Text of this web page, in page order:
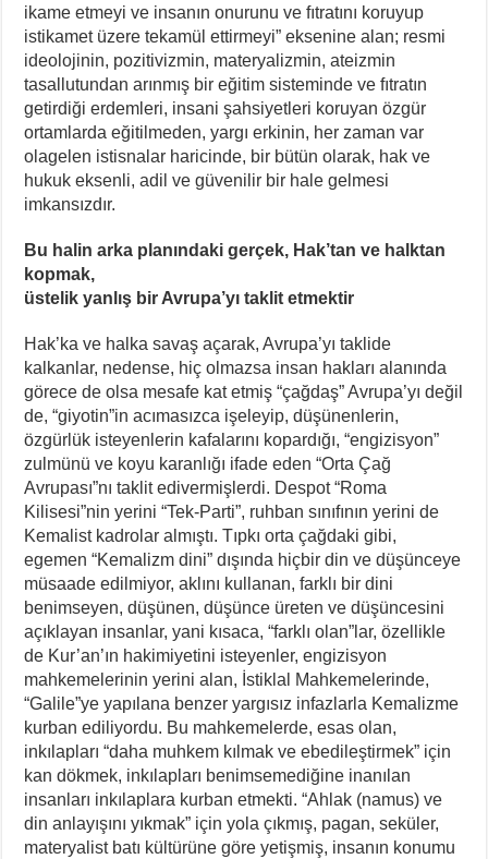
ikame etmeyi ve insanın onurunu ve fıtratını koruyup
istikamet üzere tekamül ettirmeyi” eksenine alan; resmi
ideolojinin, pozitivizmin, materyalizmin, ateizmin
tasallutundan arınmış bir eğitim sisteminde ve fıtratın
getirdiği erdemleri, insani şahsiyetleri koruyan özgür
ortamlarda eğitilmeden, yargı erkinin, her zaman var
olagelen istisnalar haricinde, bir bütün olarak, hak ve
hukuk eksenli, adil ve güvenilir bir hale gelmesi
imkansızdır.
Bu halin arka planındaki gerçek, Hak’tan ve halktan
kopmak,
üstelik yanlış bir Avrupa’yı taklit etmektir
Hak’ka ve halka savaş açarak, Avrupa’yı taklide
kalkanlar, nedense, hiç olmazsa insan hakları alanında
görece de olsa mesafe kat etmiş “çağdaş” Avrupa’yı değil
de, “giyotin”in acımasızca işeleyip, düşünenlerin,
özgürlük isteyenlerin kafalarını kopardığı, “engizisyon”
zulmünü ve koyu karanlığı ifade eden “Orta Çağ
Avrupası”nı taklit edivermişlerdi. Despot “Roma
Kilisesi”nin yerini “Tek-Parti”, ruhban sınıfının yerini de
Kemalist kadrolar almıştı. Tıpkı orta çağdaki gibi,
egemen “Kemalizm dini” dışında hiçbir din ve düşünceye
müsaade edilmiyor, aklını kullanan, farklı bir dini
benimseyen, düşünen, düşünce üreten ve düşüncesini
açıklayan insanlar, yani kısaca, “farklı olan”lar, özellikle
de Kur’an’ın hakimiyetini isteyenler, engizisyon
mahkemelerinin yerini alan, İstiklal Mahkemelerinde,
“Galile”ye yapılana benzer yargısız infazlarla Kemalizme
kurban ediliyordu. Bu mahkemelerde, esas olan,
inkılapları “daha muhkem kılmak ve ebedileştirmek” için
kan dökmek, inkılapları benimsemediğine inanılan
insanları inkılaplara kurban etmekti. “Ahlak (namus) ve
din anlayışını yıkmak” için yola çıkmış, pagan, seküler,
materyalist batı kültürüne göre yetişmiş, insanın konumu